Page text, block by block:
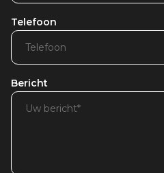
Telefoon
Bericht